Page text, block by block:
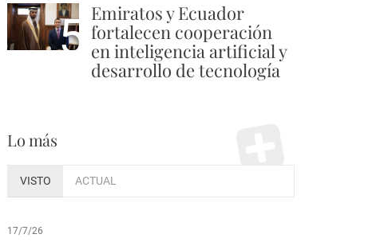
5 Emiratos y Ecuador
fortalecen cooperación
en inteligencia artificial y
desarrollo de tecnología
Lo más
VISTO ACTUAL
17/7/26